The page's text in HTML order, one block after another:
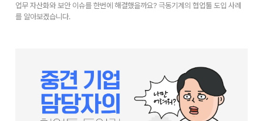
업무 자산화와 보안 이슈를 한번에 해결했을까요? 극동기계의 협업툴 도입 사례
를 알아보겠습니다.